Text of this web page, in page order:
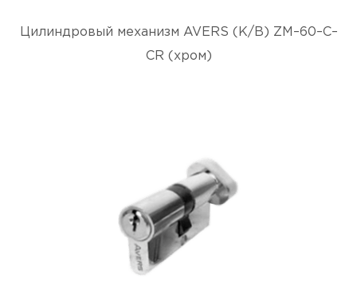
Цилиндровый механизм AVERS (К/В) ZM–60–C–
CR (хром)